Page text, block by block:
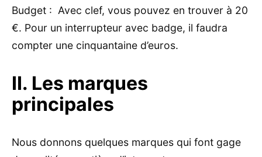
Budget : Avec clef, vous pouvez en trouver à 20
€. Pour un interrupteur avec badge, il faudra
compter une cinquantaine d’euros.
II. Les marques
principales
Nous donnons quelques marques qui font gage